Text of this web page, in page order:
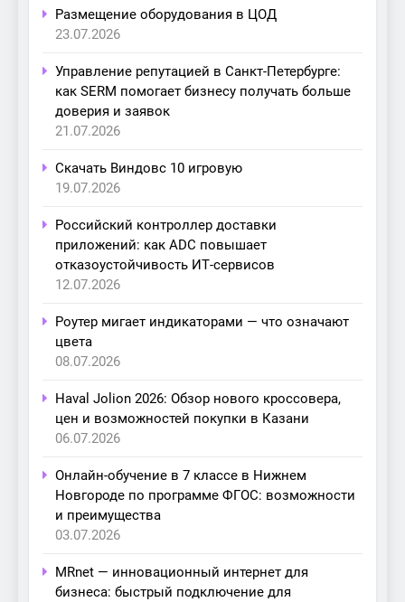
Размещение оборудования в ЦОД
23.07.2026
Управление репутацией в Санкт-Петербурге:
как SERM помогает бизнесу получать больше
доверия и заявок
21.07.2026
Скачать Виндовс 10 игровую
19.07.2026
Российский контроллер доставки
приложений: как ADC повышает
отказоустойчивость ИТ-сервисов
12.07.2026
Роутер мигает индикаторами — что означают
цвета
08.07.2026
Haval Jolion 2026: Обзор нового кроссовера,
цен и возможностей покупки в Казани
06.07.2026
Онлайн-обучение в 7 классе в Нижнем
Новгороде по программе ФГОС: возможности
и преимущества
03.07.2026
MRnet — инновационный интернет для
бизнеса: быстрый подключение для